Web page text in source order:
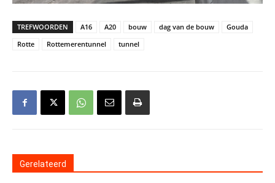
TREFWOORDEN A16 A20 bouw dag van de bouw
Gouda
Rotte
Rottemerentunnel tunnel
Gerelateerd